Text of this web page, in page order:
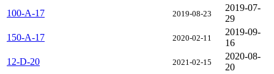
100-A-17
2019-08-23
2019-07-
29
150-A-17
2020-02-11
2019-09-
16
12-D-20
2021-02-15
2020-08-
20